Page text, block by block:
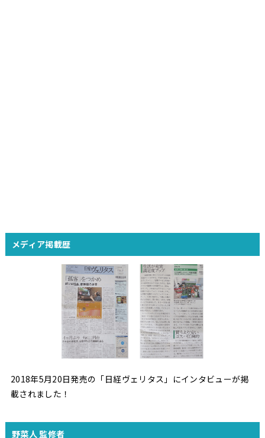
メディア掲載歴
2018年5月20日発売の「日経ヴェリタス」にインタビューが掲
載されました！
野菜人 監修者